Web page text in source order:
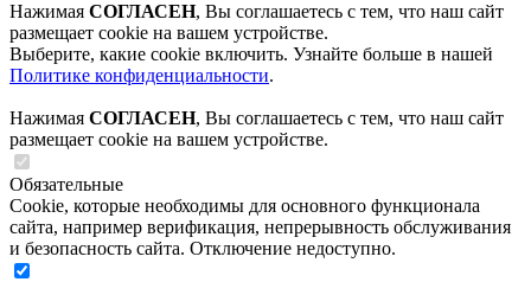
Нажимая СОГЛАСЕН, Вы соглашаетесь с тем, что наш сайт
размещает cookie на вашем устройстве.
Выберите, какие cookie включить. Узнайте больше в нашей
Политике конфиденциальности.
Нажимая СОГЛАСЕН, Вы соглашаетесь с тем, что наш сайт
размещает cookie на вашем устройстве.
Обязательные
Cookie, которые необходимы для основного функционала
сайта, например верификация, непрерывность обслуживания
и безопасность сайта. Отключение недоступно.